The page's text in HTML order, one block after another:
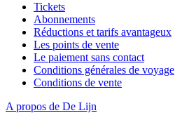
Tickets
Abonnements
Réductions et tarifs avantageux
Les points de vente
Le paiement sans contact
Conditions générales de voyage
Conditions de vente
A propos de De Lijn